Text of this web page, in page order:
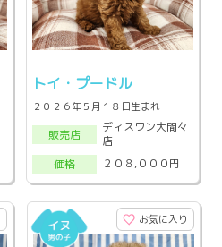
トイ・プードル
２０２６年５月１８日生まれ
販売店
ディスワン大間々
店
価格
２０８,０００円
お気に入り